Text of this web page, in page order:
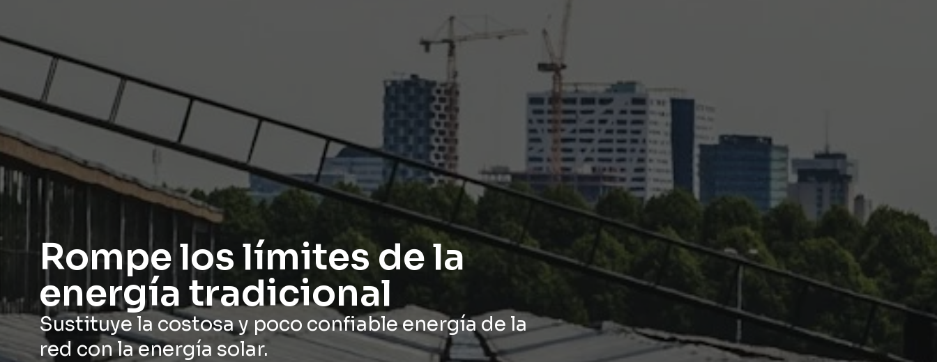
Rompe los límites de la
energía tradicional
Sustituye la costosa y poco confiable energía de la
red con la energía solar.